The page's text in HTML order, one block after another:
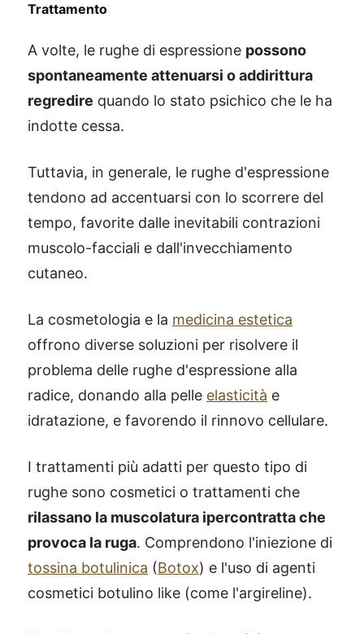
Trattamento
A volte, le rughe di espressione possono
spontaneamente attenuarsi o addirittura
regredire quando lo stato psichico che le ha
indotte cessa.
Tuttavia, in generale, le rughe d'espressione
tendono ad accentuarsi con lo scorrere del
tempo, favorite dalle inevitabili contrazioni
muscolo-facciali e dall'invecchiamento
cutaneo.
La cosmetologia e la medicina estetica
offrono diverse soluzioni per risolvere il
problema delle rughe d'espressione alla
radice, donando alla pelle elasticità e
idratazione, e favorendo il rinnovo cellulare.
I trattamenti più adatti per questo tipo di
rughe sono cosmetici o trattamenti che
rilassano la muscolatura ipercontratta che
provoca la ruga. Comprendono l'iniezione di
tossina botulinica (Botox) e l'uso di agenti
cosmetici botulino like (come l'argireline).